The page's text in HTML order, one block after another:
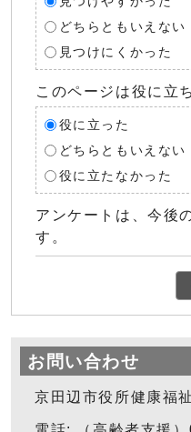
どちらともいえない
見つけにくかった
このページは役に立
役に立った
どちらともいえない
役に立たなかった
アンケートは、今後
す。
お問い合わせ
京田辺市役所健康福